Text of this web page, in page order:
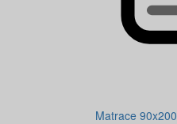
Matrace 90x200